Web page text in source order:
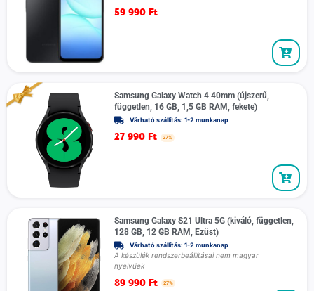
59 990 Ft
Samsung Galaxy Watch 4 40mm (újszerű,
független, 16 GB, 1,5 GB RAM, fekete)
Várható szállítás: 1-2 munkanap
27 990 Ft 27%
Samsung Galaxy S21 Ultra 5G (kiváló, független,
128 GB, 12 GB RAM, Ezüst)
Várható szállítás: 1-2 munkanap
A készülék rendszerbeállításai nem magyar
nyelvűek
89 990 Ft 27%